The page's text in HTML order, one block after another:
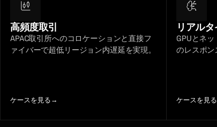
高頻度取引
APAC取引所へのコロケーションと直接フ
ァイバーで超低リージョン内遅延を実現。
ケースを見る→
リアル
GPUとネ
のレスポ
ケースを見る